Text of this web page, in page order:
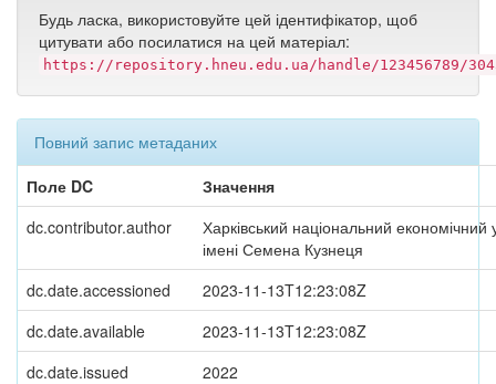
Будь ласка, використовуйте цей ідентифікатор, щоб
цитувати або посилатися на цей матеріал:
https://repository.hneu.edu.ua/handle/123456789/
Повний запис метаданих
Поле DC
Значення
dc.contributor.author
Харківський національний економічний
імені Семена Кузнеця
dc.date.accessioned
2023-11-13T12:23:08Z
dc.date.available
2023-11-13T12:23:08Z
dc.date.issued
2022